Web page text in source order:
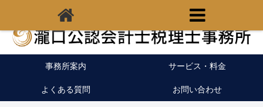
福岡県宗像市の税理士｜開業支援｜クラウド会計
事務所案内 サービス・料金
よくある質問 お問い合わせ